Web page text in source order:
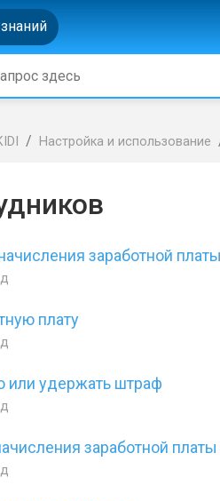
Настройка и использование
заработной платы
плату
или удержать штраф
заработной